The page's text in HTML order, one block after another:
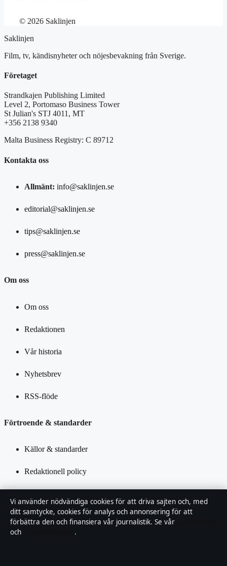
© 2026 Saklinjen
Saklinjen
Film, tv, kändisnyheter och nöjesbevakning från Sverige.
Företaget
Strandkajen Publishing Limited
Level 2, Portomaso Business Tower
St Julian's STJ 4011, MT
+356 2138 9340
Malta Business Registry: C 89712
Kontakta oss
Allmänt: info@saklinjen.se
editorial@saklinjen.se
tips@saklinjen.se
press@saklinjen.se
Om oss
Om oss
Redaktionen
Vår historia
Nyhetsbrev
RSS-flöde
Förtroende & standarder
Källor & standarder
Redaktionell policy
Tillgänglighetsredogörelse
Vi använder nödvändiga cookies för att driva sajten och, med
ditt samtycke, cookies för analys och annonsering för att
förbättra den och finansiera vår journalistik. Se vår
och
.